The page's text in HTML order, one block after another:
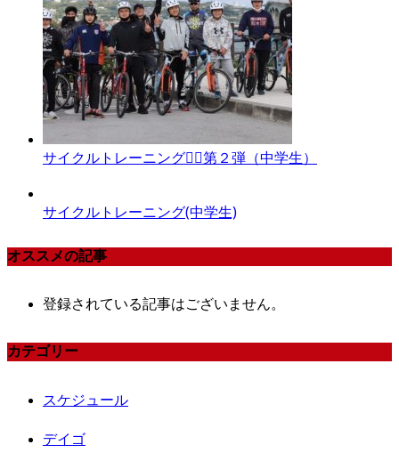
サイクルトレーニング🚴‍♀️第２弾（中学生）
サイクルトレーニング(中学生)
オススメの記事
登録されている記事はございません。
カテゴリー
スケジュール
デイゴ